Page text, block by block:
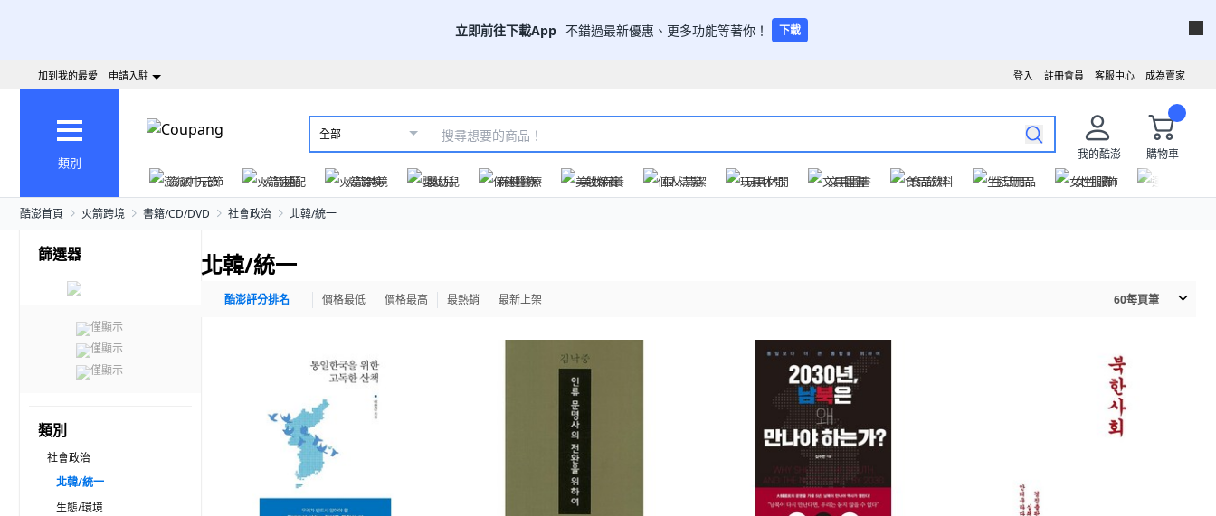
立即前往下載App 不錯過最新優惠、更多功能等著你！ 下載
成為賣家
客服中心
註冊會員
登入
加到我的最愛 申請入駐
類別
全部
我的酷澎
購物車
澎派中元節
火箭速配 火箭跨境 嬰幼兒 保健醫療 美妝保養 個人清潔 玩具休閒 文具圖書 食品飲料 生活用品 女性服飾
酷澎首頁 火箭跨境 書籍/CD/DVD 社會政治 北韓/統一
篩選器
僅顯示
僅顯示
僅顯示
類別
社會政治
北韓/統一
生態/環境
北韓/統一
酷澎評分排名 價格最低 價格最高 最熱銷 最新上架 60每頁筆